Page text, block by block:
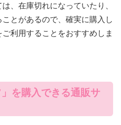
、在庫切れになっていたり、
とがあるので、確実に購入し
利用することをおすすめしま
」を購入できる通販サ